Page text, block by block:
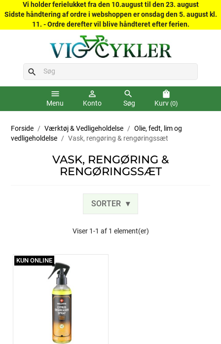
Vi holder ferielukket fra den 10.august til den 23. august
Sidste håndtering af ordre i webshoppen er onsdag den 5. august kl.
11. - Ordre derefter vil blive håndteret efter ferien.
search
menu
Menu
person_outline
Konto
search
Søg
shopping_bag
Kurv (0)
Forside Værktøj & Vedligeholdelse
Olie, fedt, lim og
vedligeholdelse
Vask, rengøring & rengøringssæt
VASK, RENGØRING &
RENGØRINGSSÆT
SORTER
Viser 1-1 af 1 element(er)
KUN ONLINE